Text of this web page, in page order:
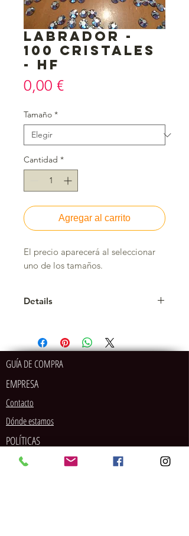
Labrador -
100 cristales
- HF
0,00 €Precio
Tamaño *
Cantidad *
Agregar al carrito
El precio aparecerá al seleccionar
uno de los tamaños.
Details
SS10: 2,7 - 2,9 mm SS12: 3,0 - 3,2
mm SS16: 3,8 - 4,0 mm SS20: 4,6 -
4,8 mm
GUÍA DE COMPRA
EMPRESA
Contacto
Dónde estamos
POLÍTICAS
MÉTODOS DE PAGO